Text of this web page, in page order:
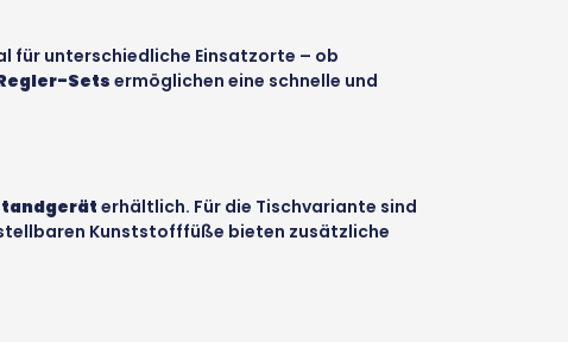
für unterschiedliche Einsatzorte – ob
Setsermöglichen eine schnelle und
erhältlich. Für die Tischvariante sind
Kunststofffüße bieten zusätzliche